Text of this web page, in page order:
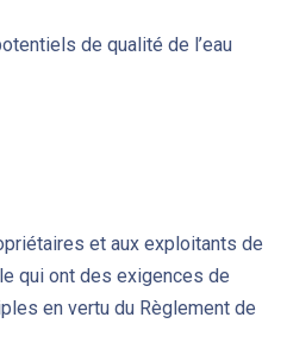
de qualité de l’eau
et aux exploitants de
qui ont des exigences de
en vertu du Règlement de